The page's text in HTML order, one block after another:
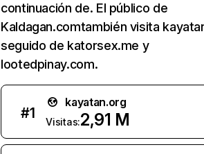
continuación de. El público de
Kaldagan.comtambién visita
seguido de katorsex.me y
lootedpinay.com.
#1
kayatan.org
Visitas:2,91 M